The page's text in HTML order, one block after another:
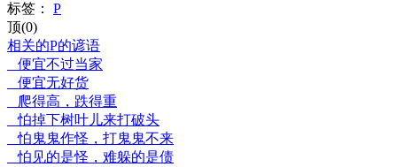
标签：
P
顶(0)
相关的P的谚语
便宜不过当家
便宜无好货
爬得高，跌得重
怕掉下树叶儿来打破头
怕鬼鬼作怪，打鬼鬼不来
怕见的是怪，难躲的是债